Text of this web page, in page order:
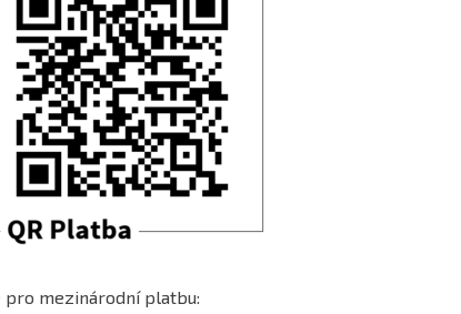
pro mezinárodní platbu: